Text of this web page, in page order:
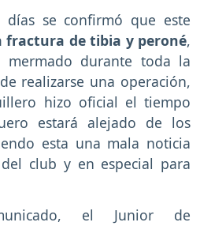
se confirmó que este
de tibia y peroné,
durante toda la
realizarse una operación,
hizo oficial el tiempo
estará alejado de los
esta una mala noticia
club y en especial para
el Junior de